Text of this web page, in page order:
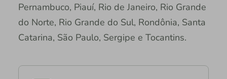
Pernambuco, Piauí, Rio de Janeiro, Rio Grande
do Norte, Rio Grande do Sul, Rondônia, Santa
Catarina, São Paulo, Sergipe e Tocantins.